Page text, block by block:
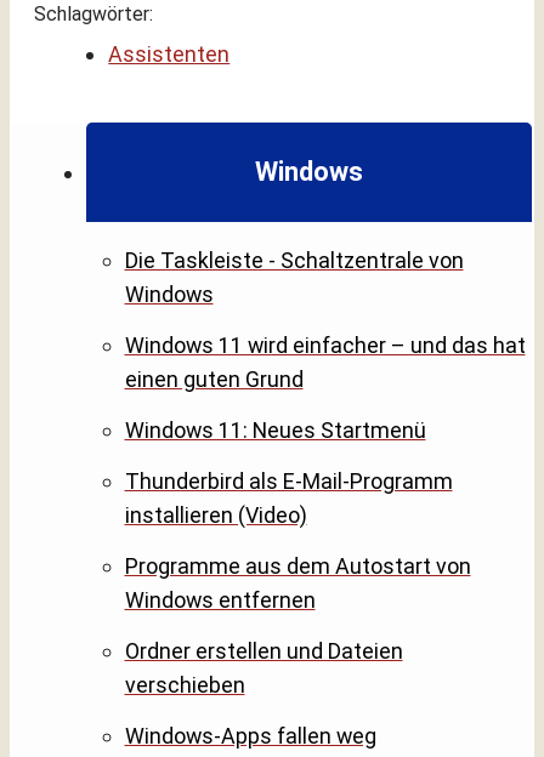
Windows
Die Taskleiste - Schaltzentrale von
Windows
Windows 11 wird einfacher – und das hat
einen guten Grund
Windows 11: Neues Startmenü
Thunderbird als E-Mail-Programm
installieren (Video)
Programme aus dem Autostart von
Windows entfernen
Ordner erstellen und Dateien
verschieben
Windows-Apps fallen weg
Schlagwörter:
Assistenten